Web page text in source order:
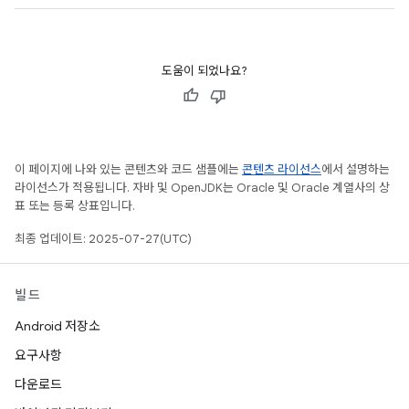
도움이 되었나요?
이 페이지에 나와 있는 콘텐츠와 코드 샘플에는 콘텐츠 라이선스에서 설명하는
라이선스가 적용됩니다. 자바 및 OpenJDK는 Oracle 및 Oracle 계열사의 상
표 또는 등록 상표입니다.
최종 업데이트: 2025-07-27(UTC)
빌드
Android 저장소
요구사항
다운로드